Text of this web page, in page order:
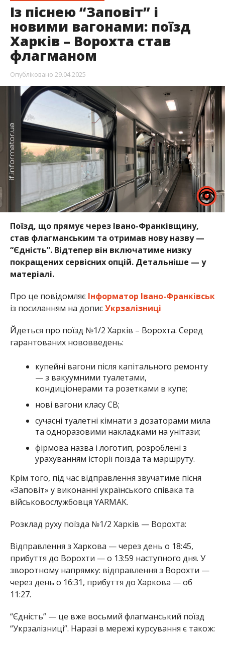
Із піснею “Заповіт” і
новими вагонами: поїзд
Харків – Ворохта став
флагманом
Опубліковано 29.04.2025
Поїзд, що прямує через Івано-Франківщину,
став флагманським та отримав нову назву —
“Єдність”. Відтепер він включатиме низку
покращених сервісних опцій. Детальніше — у
матеріалі.
Про це повідомляє Інформатор Івано-Франківськ
із посиланням на дописУкрзалізниці
Йдеться про поїзд №1/2 Харків – Ворохта. Серед
гарантованих нововведень:
купейні вагони після капітального ремонту
— з вакуумними туалетами,
кондиціонерами та розетками в купе;
нові вагони класу СВ;
сучасні туалетні кімнати з дозаторами мила
та одноразовими накладками на унітази;
фірмова назва і логотип, розроблені з
урахуванням історії поїзда та маршруту.
Крім того, під час відправлення звучатиме пісня
«Заповіт» у виконанні українського співака та
військовослужбовця YARMAK.
Розклад руху поїзда №1/2 Харків — Ворохта:
Відправлення з Харкова — через день о 18:45,
прибуття до Ворохти — о 13:59 наступного дня. У
зворотному напрямку: відправлення з Ворохти —
через день о 16:31, прибуття до Харкова — об
11:27.
“Єдність” — це вже восьмий флагманський поїзд
“Укрзалізниці”. Наразі в мережі курсування є також: